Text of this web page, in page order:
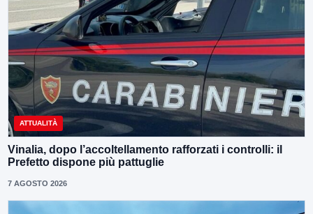
ATTUALITÀ
Vinalia, dopo l’accoltellamento rafforzati i controlli: il
Prefetto dispone più pattuglie
7 AGOSTO 2026